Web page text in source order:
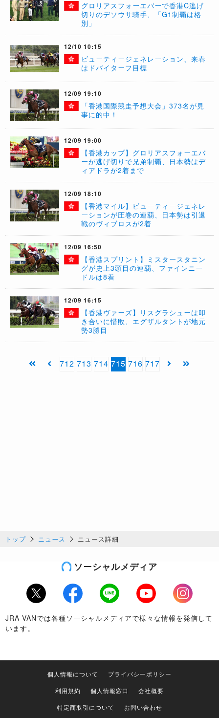
グロリアスフォーエバーで香港C逃げ
切りのデソウサ騎手、「G1制覇は格
別」
12/10 10:15
​ビューティージェネレーション、来春
はドバイターフ目標
12/09 19:10
「香港国際競走予想大会」373名が見
事に的中！
12/09 19:00
【香港カップ】グロリアスフォーエバ
ーが逃げ切りで兄弟制覇、日本勢はデ
ィアドラが2着まで
12/09 18:10
【香港マイル】ビューティージェネレ
ーションが圧巻の連覇、日本勢は引退
戦のヴィブロスが2着
12/09 16:50
【香港スプリント】ミスタースタニン
グが史上3頭目の連覇、ファインニー
ドルは8着
12/09 16:15
【香港ヴァーズ】リスグラシューは叩
き合いに惜敗、エグザルタントが地元
勢3勝目
712 713 714 715 716 717
トップ ニュース ニュース詳細
ソーシャルメディア
Twitter Facebook LINE Youtube
Instagram
JRA-VANでは各種ソーシャルメディアで様々な情報を発信して
います。
個人情報について
プライバシーポリシー
利用規約
個人情報窓口
会社概要
特定商取引について
お問い合わせ